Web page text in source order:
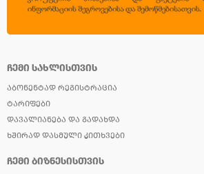
ᲩᲔᲛᲘ ᲡᲐᲮᲚᲘᲡᲗᲕᲘᲡ
ᲐᲑᲝᲜᲔᲜᲢᲐᲓ ᲠᲔᲒᲘᲡᲢᲠᲐᲪᲘᲐ
ᲢᲐᲠᲘᲤᲔᲑᲘ
ᲓᲐᲕᲐᲚᲘᲐᲜᲔᲑᲐ ᲓᲐ ᲒᲐᲓᲐᲮᲓᲐ
ᲮᲨᲘᲠᲐᲓ ᲓᲐᲡᲛᲣᲚᲘ ᲙᲘᲗᲮᲕᲔᲑᲘ
ᲩᲔᲛᲘ ᲑᲘᲖᲜᲔᲡᲘᲡᲗᲕᲘᲡ